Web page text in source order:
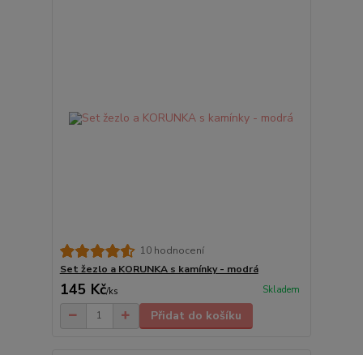
10 hodnocení
Set žezlo a KORUNKA s kamínky - modrá
145 Kč/ks Skladem
Přidat do košíku